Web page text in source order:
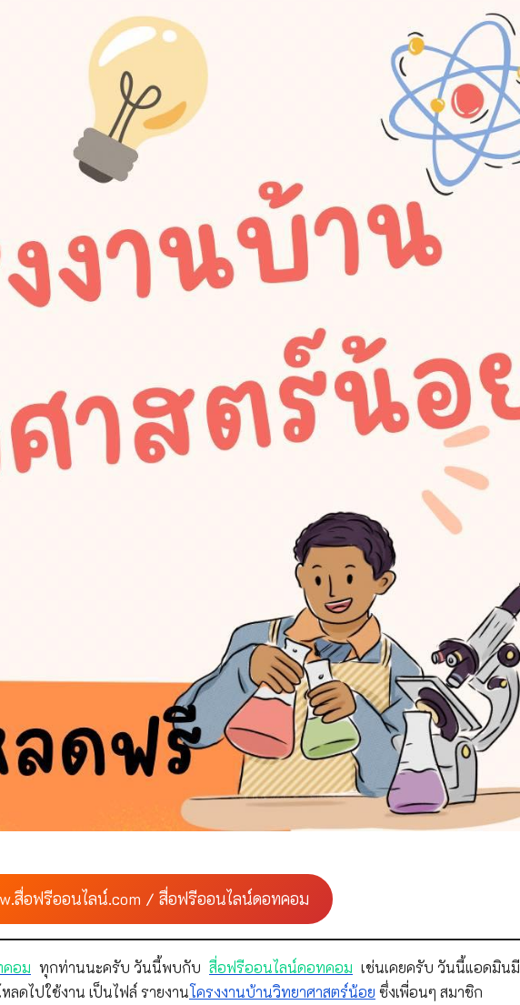
สื่อฟรีออนไลน์.com / สื่อฟรีออนไลน์ดอทคอม
อม ทุกท่านนะครับ วันนี้พบกับ สื่อฟรีออนไลน์ดอทคอม เช่นเคยครับ วันนี้แอดมินมี
ลดไปใช้งาน เป็นไฟล์ รายงานโครงงานบ้านวิทยาศาสตร์น้อย ซึ่งเพื่อนๆ สมาชิก